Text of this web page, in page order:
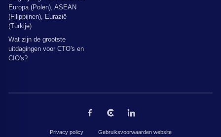
Europa (Polen), ASEAN
(Filippijnen), Eurazië
(Turkije)
Wat zijn de grootste
uitdagingen voor CTO's en
CIO's?
Privacy policy Gebruiksvoorwaarden website